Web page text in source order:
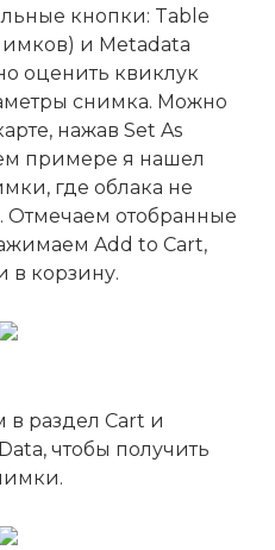
кнопки: Table
и Metadata
оценить квиклук
снимка. Можно
нажав Set As
примере я нашел
где облака не
Отмечаем отобранные
Add to Cart,
в корзину.
в раздел Cart и
чтобы получить